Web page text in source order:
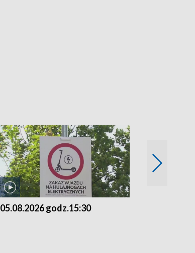
05.08.2026 godz.15:30